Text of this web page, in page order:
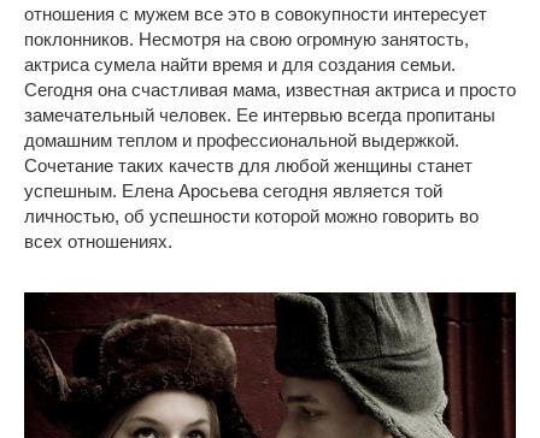
отношения с мужем все это в совокупности интересует
поклонников. Несмотря на свою огромную занятость,
актриса сумела найти время и для создания семьи.
Сегодня она счастливая мама, известная актриса и просто
замечательный человек. Ее интервью всегда пропитаны
домашним теплом и профессиональной выдержкой.
Сочетание таких качеств для любой женщины станет
успешным. Елена Аросьева сегодня является той
личностью, об успешности которой можно говорить во
всех отношениях.